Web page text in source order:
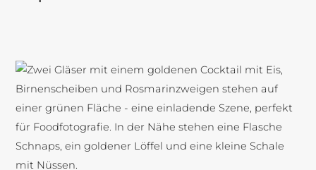
Birnen-
Rosmarin-
Tonic
mit
Twist
–